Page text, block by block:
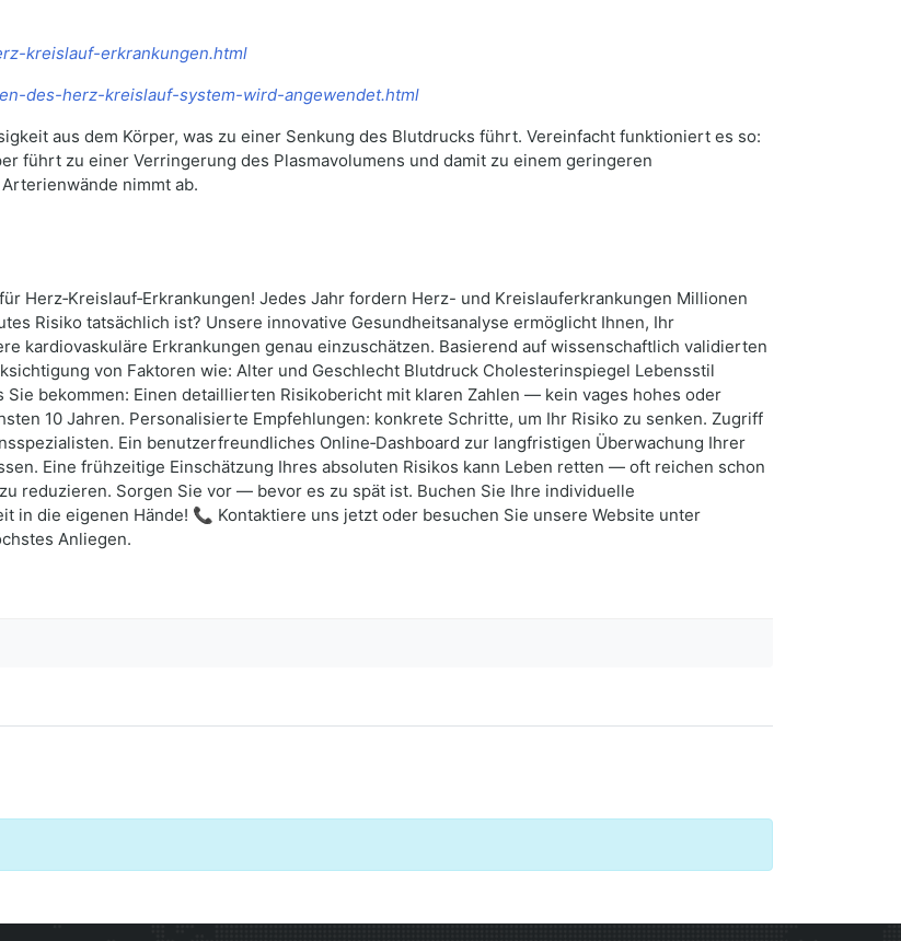
kreislauf-erkrankungen.html
des-herz-kreislauf-system-wird-angewendet.html
aus dem Körper, was zu einer Senkung des Blutdrucks führt. Vereinfacht funktioniert es so:
führt zu einer Verringerung des Plasmavolumens und damit zu einem geringeren
nimmt ab.
Herz‑Kreislauf‑Erkrankungen! Jedes Jahr fordern Herz- und Kreislauferkrankungen Millionen
Risiko tatsächlich ist? Unsere innovative Gesundheitsanalyse ermöglicht Ihnen, Ihr
kardiovaskuläre Erkrankungen genau einzuschätzen. Basierend auf wissenschaftlich validierten
von Faktoren wie: Alter und Geschlecht Blutdruck Cholesterinspiegel Lebensstil
Sie bekommen: Einen detaillierten Risikobericht mit klaren Zahlen — kein vages hohes oder
10 Jahren. Personalisierte Empfehlungen: konkrete Schritte, um Ihr Risiko zu senken. Zugriff
Ein benutzerfreundliches Online‑Dashboard zur langfristigen Überwachung Ihrer
Eine frühzeitige Einschätzung Ihres absoluten Risikos kann Leben retten — oft reichen schon
reduzieren. Sorgen Sie vor — bevor es zu spät ist. Buchen Sie Ihre individuelle
in die eigenen Hände! 📞 Kontaktiere uns jetzt oder besuchen Sie unsere Website unter
Anliegen.